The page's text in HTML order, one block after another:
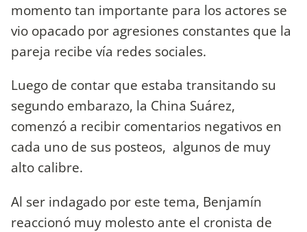
momento tan importante para los actores se
vio opacado por agresiones constantes que la
pareja recibe vía redes sociales.
Luego de contar que estaba transitando su
segundo embarazo, la China Suárez,
comenzó a recibir comentarios negativos en
cada uno de sus posteos, algunos de muy
alto calibre.
Al ser indagado por este tema, Benjamín
reaccionó muy molesto ante el cronista de